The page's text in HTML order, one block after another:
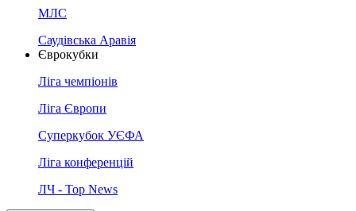
МЛС
Саудівська Аравія
Єврокубки
Ліга чемпіонів
Ліга Європи
Суперкубок УЄФА
Ліга конференцій
ЛЧ - Top News